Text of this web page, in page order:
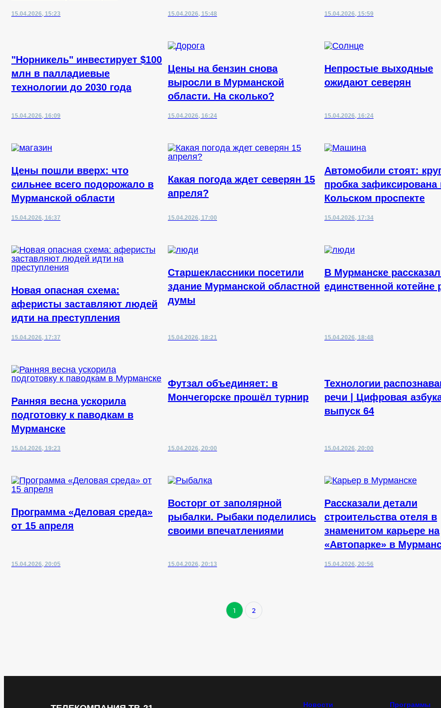
15.04.2026, 15:23 15.04.2026, 15:48 15.04.2026, 15:59
"Норникель" инвестирует $100
млн в палладиевые
технологии до 2030 года
15.04.2026, 16:09
Цены на бензин снова
выросли в Мурманской
области. На сколько?
15.04.2026, 16:24
Непростые выходные
ожидают северян
15.04.2026, 16:24
Цены пошли вверх: что
сильнее всего подорожало в
Мурманской области
15.04.2026, 16:37
Какая погода ждет северян 15
апреля?
15.04.2026, 17:00
Автомобили стоят:
пробка зафиксирована
Кольском проспекте
15.04.2026, 17:34
Новая опасная схема:
аферисты заставляют людей
идти на преступления
15.04.2026, 17:37
Старшеклассники посетили
здание Мурманской областной
думы
15.04.2026, 18:21
В Мурманске
единственной котейне
15.04.2026, 18:48
Ранняя весна ускорила
подготовку к паводкам в
Мурманске
15.04.2026, 19:23
Футзал объединяет: в
Мончегорске прошёл турнир
15.04.2026, 20:00
Технологии
речи | Цифровая азбука
выпуск 64
15.04.2026, 20:00
Программа «Деловая среда»
от 15 апреля
15.04.2026, 20:05
Восторг от заполярной
рыбалки. Рыбаки поделились
своими впечатлениями
15.04.2026, 20:13
Рассказали детали
строительства отеля в
знаменитом карьере на
«Автопарке» в
15.04.2026, 20:56
1 2
Новости Программы